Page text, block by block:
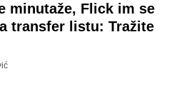
minutaže, Flick im se
transfer listu: Tražite